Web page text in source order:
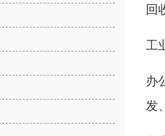
回
工
办
发